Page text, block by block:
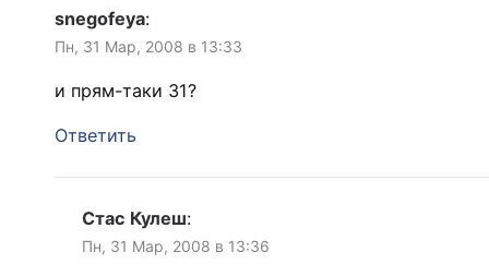
snegofeya:
Пн, 31 Мар, 2008 в 13:33
и прям-таки 31?
Ответить
Стас Кулеш:
Пн, 31 Мар, 2008 в 13:36